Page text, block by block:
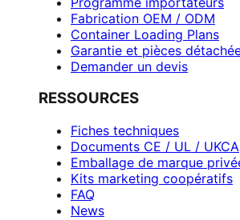
Fabrication OEM / ODM
Container Loading Plans
Garantie et pièces
Demander un devis
RESSOURCES
Fiches techniques
Documents CE / UL / UKCA
Emballage de marque
Kits marketing coopératifs
FAQ
News